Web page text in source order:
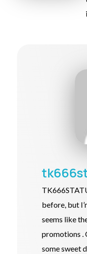
before, but
seems like
promotions .
some sweet